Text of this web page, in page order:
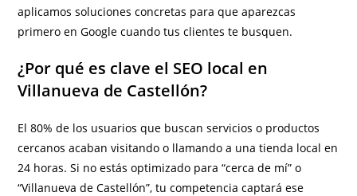
aplicamos soluciones concretas para que aparezcas
primero en Google cuando tus clientes te busquen.
¿Por qué es clave el SEO local en
Villanueva de Castellón?
El 80% de los usuarios que buscan servicios o productos
cercanos acaban visitando o llamando a una tienda local en
24 horas. Si no estás optimizado para “cerca de mí” o
“Villanueva de Castellón”, tu competencia captará ese